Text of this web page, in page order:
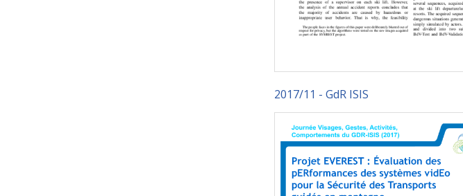
2017/11 - GdR ISIS